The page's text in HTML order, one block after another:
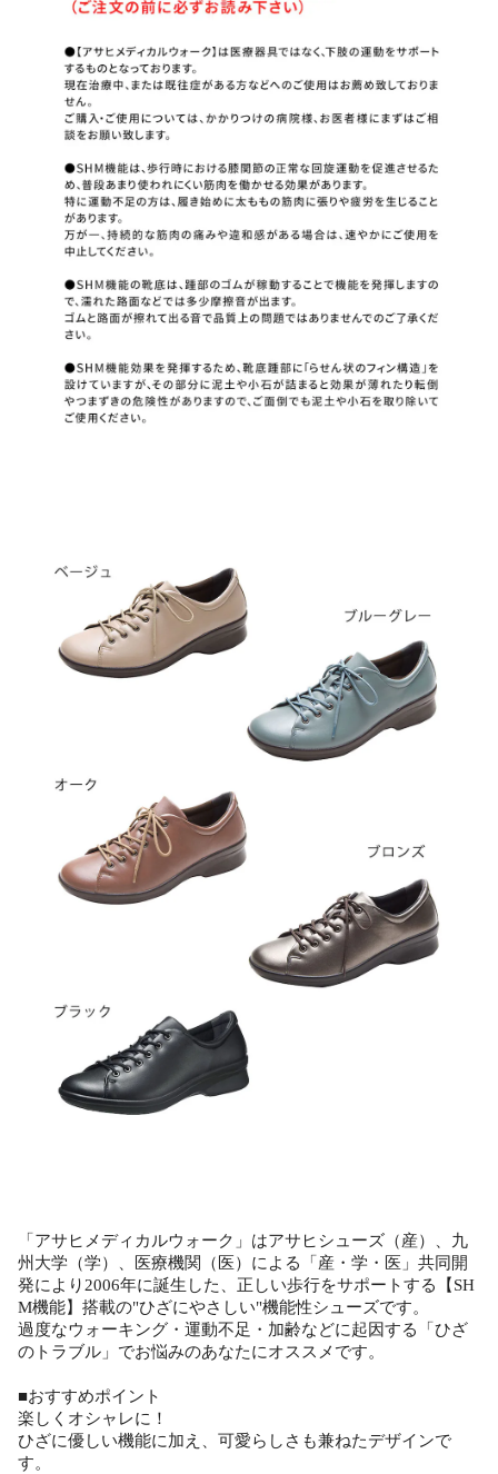
「アサヒメディカルウォーク」はアサヒシューズ（産）、九
州大学（学）、医療機関（医）による「産・学・医」共同開
発により2006年に誕生した、正しい歩行をサポートする【SH
M機能】搭載の"ひざにやさしい"機能性シューズです。
過度なウォーキング・運動不足・加齢などに起因する「ひざ
のトラブル」でお悩みのあなたにオススメです。
■おすすめポイント
楽しくオシャレに！
ひざに優しい機能に加え、可愛らしさも兼ねたデザインで
す。